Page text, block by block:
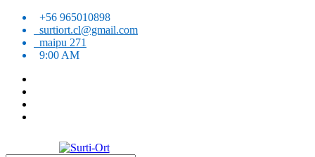
Skip
content
+56 965010898
surtiort.cl@gmail.com
maipu 271
9:00 AM